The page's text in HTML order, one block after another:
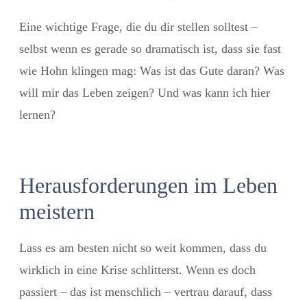
Eine wichtige Frage, die du dir stellen solltest –
selbst wenn es gerade so dramatisch ist, dass sie fast
wie Hohn klingen mag: Was ist das Gute daran? Was
will mir das Leben zeigen? Und was kann ich hier
lernen?
Herausforderungen im Leben
meistern
Lass es am besten nicht so weit kommen, dass du
wirklich in eine Krise schlitterst. Wenn es doch
passiert – das ist menschlich – vertrau darauf, dass